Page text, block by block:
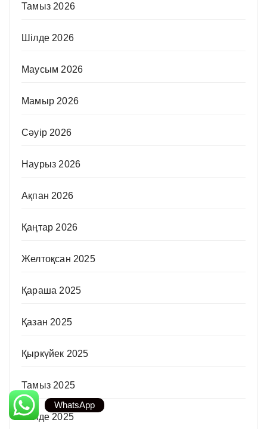
Тамыз 2026
Шілде 2026
Маусым 2026
Мамыр 2026
Сәуір 2026
Наурыз 2026
Ақпан 2026
Қаңтар 2026
Желтоқсан 2025
Қараша 2025
Қазан 2025
Қыркүйек 2025
Тамыз 2025
Шілде 2025
WhatsApp